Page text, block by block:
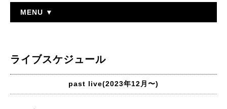
MENU ▼
ライブスケジュール
past live(2023年12月〜)